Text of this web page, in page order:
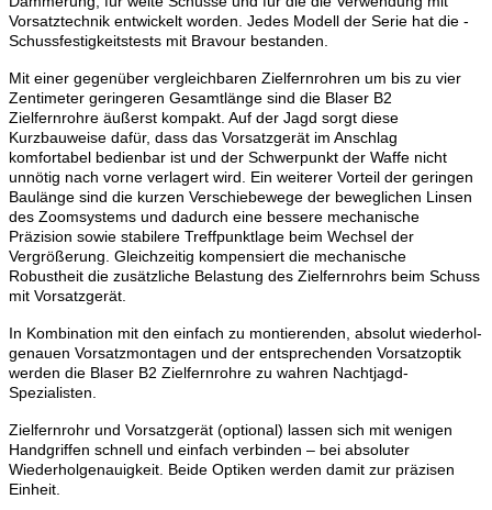
Vorsatztechnik entwickelt worden. Jedes Modell der Serie hat die ­
Schuss­festigkeitstests mit Bravour bestanden.
Mit einer gegenüber vergleichbaren Zielfernrohren um bis zu vier
Zentimeter geringeren Gesamtlänge sind die Blaser B2
Zielfernrohre äußerst kompakt. Auf der Jagd sorgt diese
Kurzbauweise dafür, dass das Vorsatzgerät im ­Anschlag
komfortabel bedienbar ist und der Schwerpunkt der Waffe nicht
unnötig nach vorne verlagert wird. Ein weiterer Vorteil der geringen
Bau­länge sind die kurzen Verschiebewege der beweglichen Linsen
des Zoom­systems und dadurch eine bessere mechanische
Präzision sowie stabilere ­Treffpunktlage beim Wechsel der
Vergrößerung. Gleichzeitig kompensiert die mechanische
Robustheit die zusätzliche Belastung des Zielfernrohrs beim Schuss
mit Vorsatzgerät.
In Kombination mit den einfach zu montierenden, absolut wiederhol­
genauen Vorsatzmontagen und der entsprechenden Vorsatzoptik
werden die Blaser B2 Zielfernrohre ­zu wahren Nachtjagd-
Spezialisten.
Zielfernrohr und Vorsatzgerät (optional) lassen sich mit wenigen
Handgriffen schnell und einfach ­verbinden – bei absoluter
Wiederholgenauigkeit. Beide Optiken werden damit zur präzisen
Einheit.